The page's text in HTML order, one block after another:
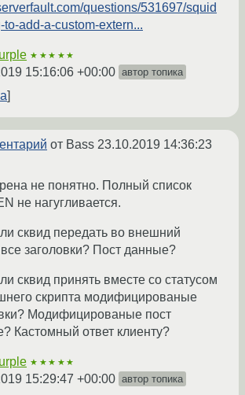
questions/531697/squid
to-add-a-custom-extern...
★★★★★
15:16:06 +00:00 автор топика
от Bass 23.10.2019 14:36:23
не понятно. Полный список
не нагугливается.
сквид передать во внешний
все заголовки? Пост данные?
сквид принять вместе со статусом
скрипта модифицированые
Модифицированые пост
Кастомный ответ клиенту?
★★★★★
15:29:47 +00:00 автор топика